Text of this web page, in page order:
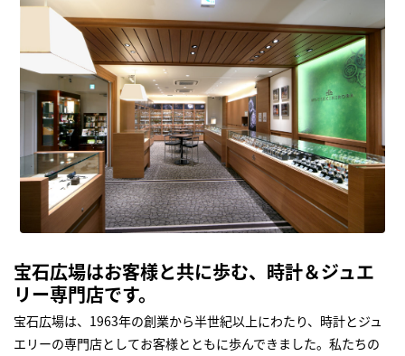
宝石広場はお客様と共に歩む、時計＆ジュエ
リー専門店です。
宝石広場は、1963年の創業から半世紀以上にわたり、時計とジュ
エリーの専門店としてお客様とともに歩んできました。私たちの